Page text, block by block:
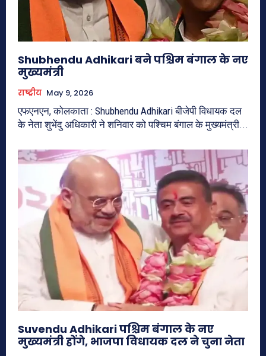
Shubhendu Adhikari बने पश्चिम बंगाल के नए
मुख्यमंत्री
राष्ट्रीय May 9, 2026
एफएनएन, कोलकाता : Shubhendu Adhikari बीजेपी विधायक दल
के नेता शुभेंदु अधिकारी ने शनिवार को पश्चिम बंगाल के मुख्यमंत्री...
Suvendu Adhikari पश्चिम बंगाल के नए
मुख्यमंत्री होंगे, भाजपा विधायक दल ने चुना नेता